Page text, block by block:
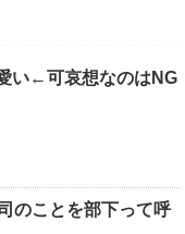
い←可哀想なのはNG
のことを部下って呼